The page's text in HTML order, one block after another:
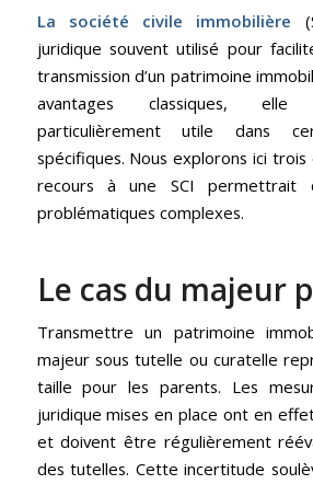
La société civile immobilière
juridique souvent utilisé pour
transmission d’un patrimoine
avantages classiques, elle
particulièrement utile dans
spécifiques. Nous explorons ici
recours à une SCI permettrait
problématiques complexes.
Le cas du majeur
Transmettre un patrimoine
majeur sous tutelle ou curatelle
taille pour les parents. Les
juridique mises en place ont en
et doivent être régulièrement
des tutelles. Cette incertitude